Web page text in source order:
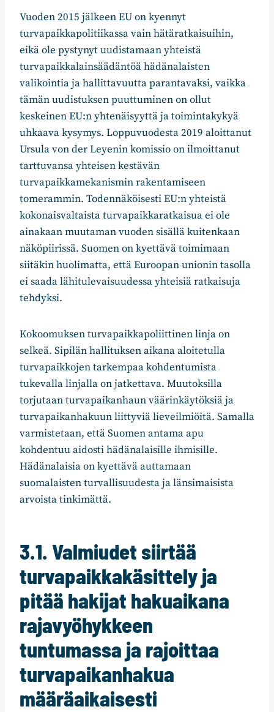
Vuoden 2015 jälkeen EU on kyennyt
turvapaikkapolitiikassa vain hätäratkaisuihin,
eikä ole pystynyt uudistamaan yhteistä
turvapaikkalainsäädäntöä hädänalaisten
valikointia ja hallittavuutta parantavaksi, vaikka
tämän uudistuksen puuttuminen on ollut
keskeinen EU:n yhtenäisyyttä ja toimintakykyä
uhkaava kysymys. Loppuvuodesta 2019 aloittanut
Ursula von der Leyenin komissio on ilmoittanut
tarttuvansa yhteisen kestävän
turvapaikkamekanismin rakentamiseen
tomerammin. Todennäköisesti EU:n yhteistä
kokonaisvaltaista turvapaikkaratkaisua ei ole
ainakaan muutaman vuoden sisällä kuitenkaan
näköpiirissä. Suomen on kyettävä toimimaan
siitäkin huolimatta, että Euroopan unionin tasolla
ei saada lähitulevaisuudessa yhteisiä ratkaisuja
tehdyksi.
Kokoomuksen turvapaikkapoliittinen linja on
selkeä. Sipilän hallituksen aikana aloitetulla
turvapaikkojen tarkempaa kohdentumista
tukevalla linjalla on jatkettava. Muutoksilla
torjutaan turvapaikanhaun väärinkäytöksiä ja
turvapaikanhakuun liittyviä lieveilmiöitä. Samalla
varmistetaan, että Suomen antama apu
kohdentuu aidosti hädänalaisille ihmisille.
Hädänalaisia on kyettävä auttamaan
suomalaisten turvallisuudesta ja länsimaisista
arvoista tinkimättä.
3.1. Valmiudet siirtää
turvapaikkakäsittely ja
pitää hakijat hakuaikana
rajavyöhykkeen
tuntumassa ja rajoittaa
turvapaikanhakua
määräaikaisesti